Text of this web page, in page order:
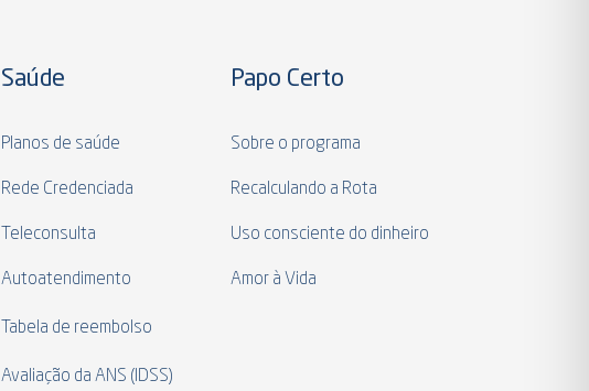
Saúde
Planos de saúde
Rede Credenciada
Teleconsulta
Autoatendimento
Tabela de reembolso
Avaliação da ANS (IDSS)
Papo Certo
Sobre o programa
Recalculando a Rota
Uso consciente do dinheiro
Amor à Vida